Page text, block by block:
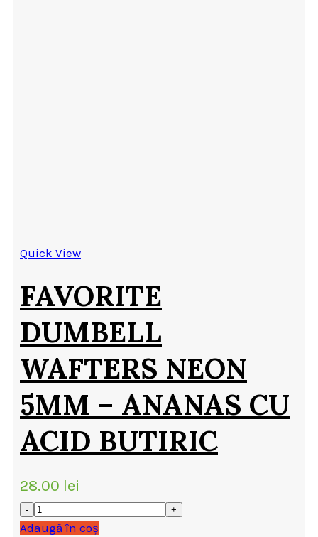
Quick View
FAVORITE
DUMBELL
WAFTERS NEON
5MM – ANANAS CU
ACID BUTIRIC
28.00 lei
Adaugă în coș